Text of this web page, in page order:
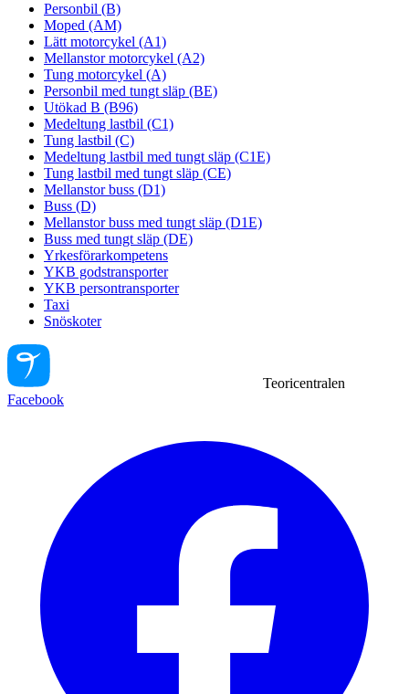
Personbil (B)
Moped (AM)
Lätt motorcykel (A1)
Mellanstor motorcykel (A2)
Tung motorcykel (A)
Personbil med tungt släp (BE)
Utökad B (B96)
Medeltung lastbil (C1)
Tung lastbil (C)
Medeltung lastbil med tungt släp (C1E)
Tung lastbil med tungt släp (CE)
Mellanstor buss (D1)
Buss (D)
Mellanstor buss med tungt släp (D1E)
Buss med tungt släp (DE)
Yrkesförarkompetens
YKB godstransporter
YKB persontransporter
Taxi
Snöskoter
Teoricentralen
Facebook